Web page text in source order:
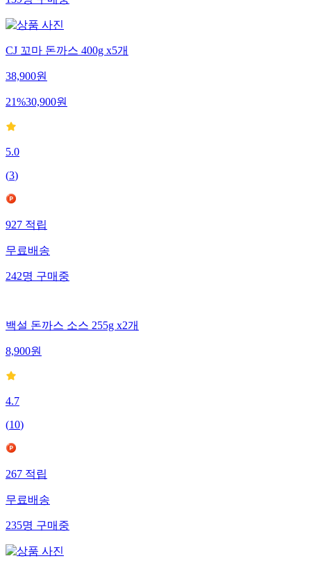
CJ 꼬마 돈까스 400g x5개
38,900원
21%30,900원
5.0
(3)
927 적립
무료배송
242명 구매중
백설 돈까스 소스 255g x2개
8,900원
4.7
(10)
267 적립
무료배송
235명 구매중